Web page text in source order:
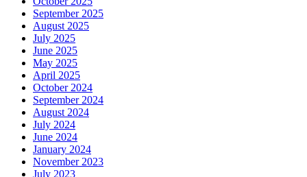
September 2025
August 2025
July 2025
June 2025
May 2025
April 2025
October 2024
September 2024
August 2024
July 2024
June 2024
January 2024
November 2023
July 2023